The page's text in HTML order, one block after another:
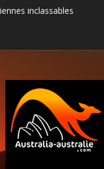
inclassables